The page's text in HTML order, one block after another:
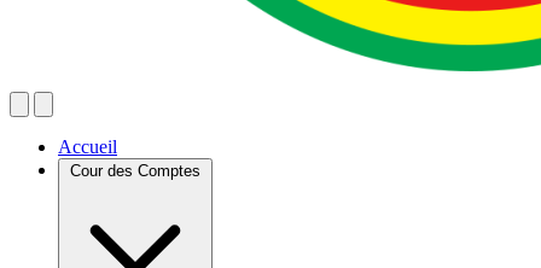
Accueil